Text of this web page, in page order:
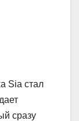
Sia стал
сразу